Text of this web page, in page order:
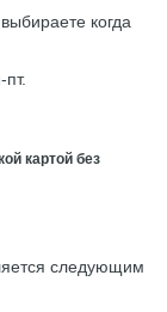
когда
картой без
следующим